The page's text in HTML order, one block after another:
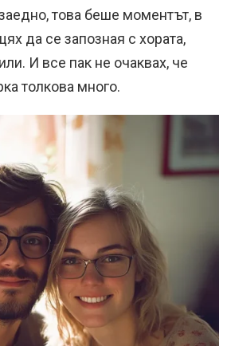
това беше моментът, в
да се запозная с хората,
И все пак не очаквах, че
толкова много.